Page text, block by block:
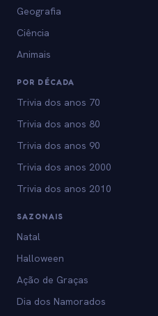
Geografia
Ciência
Animais
POR DÉCADA
Trivia dos anos 70
Trivia dos anos 80
Trivia dos anos 90
Trivia dos anos 2000
Trivia dos anos 2010
SAZONAIS
Natal
Halloween
Ação de Graças
Dia dos Namorados